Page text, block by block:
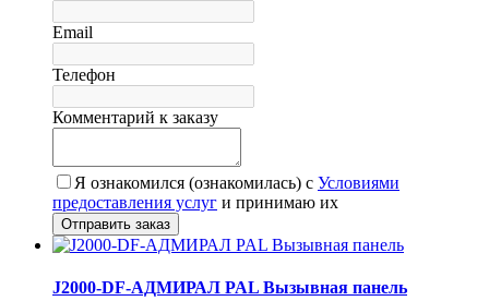
Email
Телефон
Комментарий к заказу
Я ознакомился (ознакомилась) с Условиями
предоставления услуг и принимаю их
J2000-DF-АДМИРАЛ PAL Вызывная панель